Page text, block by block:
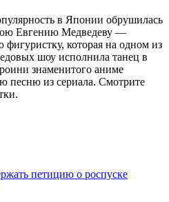
в Японии обрушилась
Евгению Медведеву —
фигуристку, которая на одном из
шоу исполнила танец в
знаменитого аниме
песню из сериала. Смотрите
петицию о роспуске